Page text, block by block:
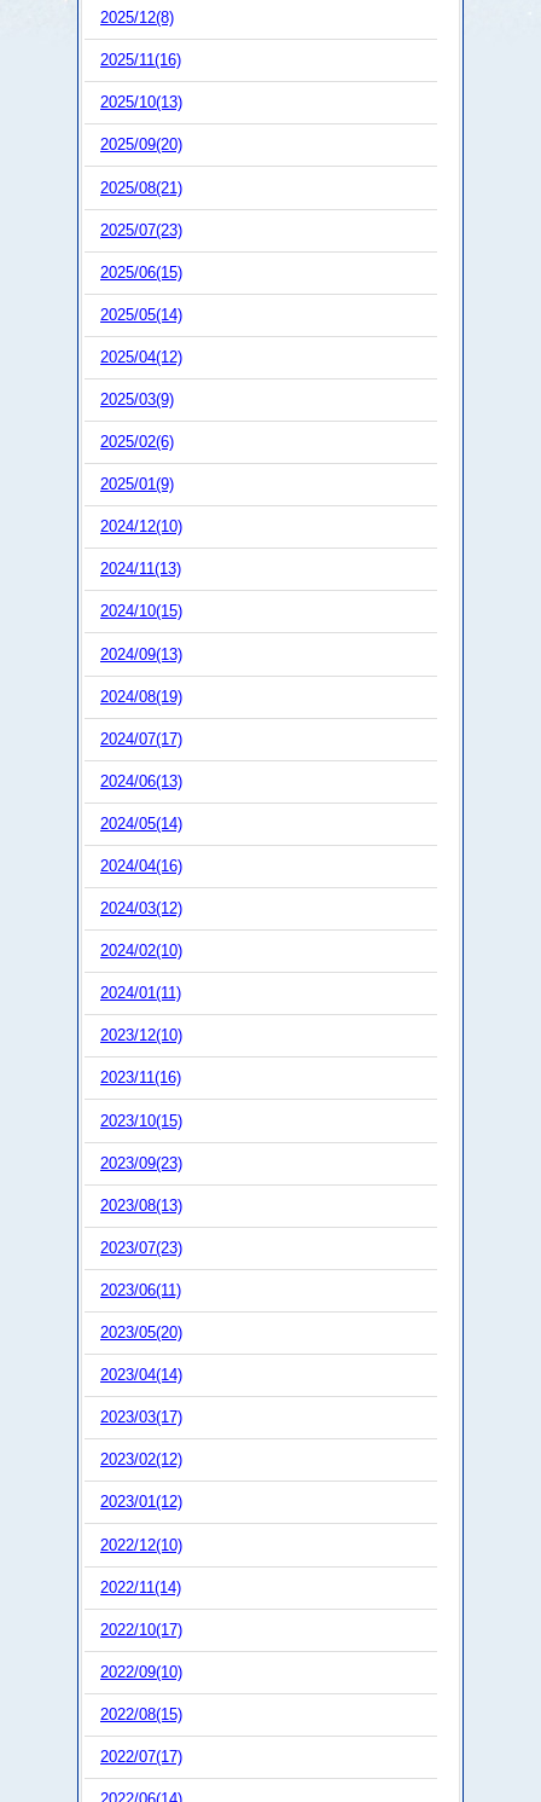
2025/12(8)
2025/11(16)
2025/10(13)
2025/09(20)
2025/08(21)
2025/07(23)
2025/06(15)
2025/05(14)
2025/04(12)
2025/03(9)
2025/02(6)
2025/01(9)
2024/12(10)
2024/11(13)
2024/10(15)
2024/09(13)
2024/08(19)
2024/07(17)
2024/06(13)
2024/05(14)
2024/04(16)
2024/03(12)
2024/02(10)
2024/01(11)
2023/12(10)
2023/11(16)
2023/10(15)
2023/09(23)
2023/08(13)
2023/07(23)
2023/06(11)
2023/05(20)
2023/04(14)
2023/03(17)
2023/02(12)
2023/01(12)
2022/12(10)
2022/11(14)
2022/10(17)
2022/09(10)
2022/08(15)
2022/07(17)